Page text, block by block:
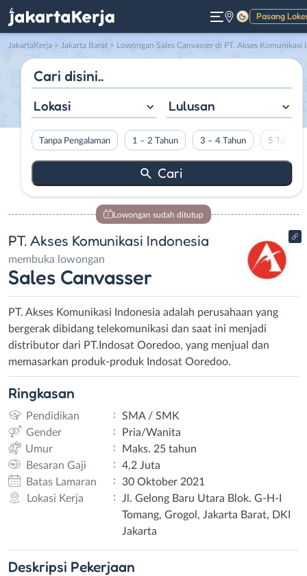
Pasang
Gelap
JakartaKerja > Jakarta Barat > Lowongan Sales Canvasser di PT. Akses Komunikasi Indonesia
Lokasi Lulusan
Tanpa Pengalaman 1 – 2 Tahun 3 – 4 Tahun 5 Tahun
Lowongan sudah ditutup
PT. Akses Komunikasi Indonesia
membuka lowongan
Sales Canvasser
PT. Akses Komunikasi Indonesia adalah perusahaan yang
bergerak dibidang telekomunikasi dan saat ini menjadi
distributor dari PT.Indosat Ooredoo, yang menjual dan
memasarkan produk-produk Indosat Ooredoo.
Ringkasan
Pendidikan :
SMA / SMK
Gender
:
Pria/Wanita
Umur
:
Maks. 25 tahun
Besaran Gaji
:
4,2 Juta
Batas Lamaran
:
30 Oktober 2021
Lokasi Kerja
:
Jl. Gelong Baru Utara Blok. G-H-I
Tomang, Grogol, Jakarta Barat, DKI
Jakarta
Deskripsi Pekerjaan